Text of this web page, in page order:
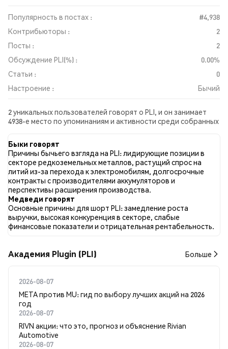
Популярность в постах :
#4,938
Контрибьюторы :
2
Посты :
2
Обсуждение PLI(%) :
0.00%
Статьи :
0
Настроение :
Бычий
2 уникальных пользователей говорят о PLI, и он занимает
4938-е место по упоминаниям и активности среди собранных
во всех социальных сетях было Бычий. Всего было
опубликовано 0 новостных статей о PLI. В Twitter 50.00%
твитов имели бычий настрой по сравнению с 0.00% твитов с
медвежьим настроем по PLI. 50.00% твитов были
нейтральными по отношению к PLI. Эти данные основаны на
2 твитах.
Быки говорят
Причины бычьего взгляда на PLI: лидирующие позиции в
секторе редкоземельных металлов, растущий спрос на
литий из-за перехода к электромобилям, долгосрочные
контракты с производителями аккумуляторов и
перспективы расширения производства.
Медведи говорят
Основные причины для шорт PLI: замедление роста
выручки, высокая конкуренция в секторе, слабые
финансовые показатели и отрицательная рентабельность.
Академия Plugin (PLI) Больше
2026-08-07
META против MU: гид по выбору лучших акций на 2026
год
2026-08-07
RIVN акции: что это, прогноз и объяснение Rivian
Automotive
2026-08-07